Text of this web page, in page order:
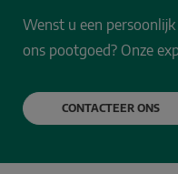
Wenst u een
ons pootgoed? Onze
CONTACTEER ONS